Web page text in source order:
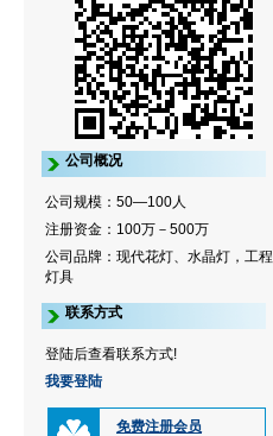
公司概况
公司规模：50—100人
注册资金：100万－500万
公司品牌：现代花灯、水晶灯，工程
灯具
联系方式
登陆后查看联系方式!
我要登陆
免费注册会员